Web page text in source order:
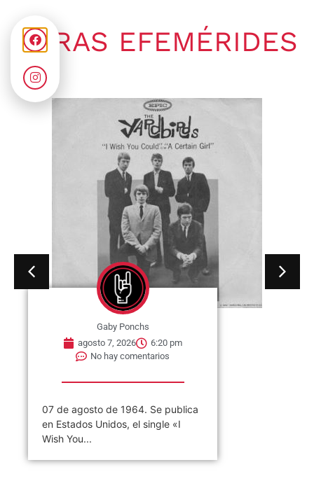
OTRAS EFEMÉRIDES
Gaby Ponchs
agosto 7, 2026
6:20 pm
No hay comentarios
07 de agosto de 1964. Se publica
en Estados Unidos, el single «I
Wish You...